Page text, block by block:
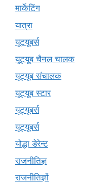
मार्केटिंग
यात्रा
यूटयूबर्स
यूट्यूब चैनल चालक
यूट्यूब संचालक
यूट्यूब स्टार
यूट्‍यूबर्स
यूट्यूबर्स
योद्धा डेरेन्ट
राजनीतिज्ञ
राजनीतिज्ञों